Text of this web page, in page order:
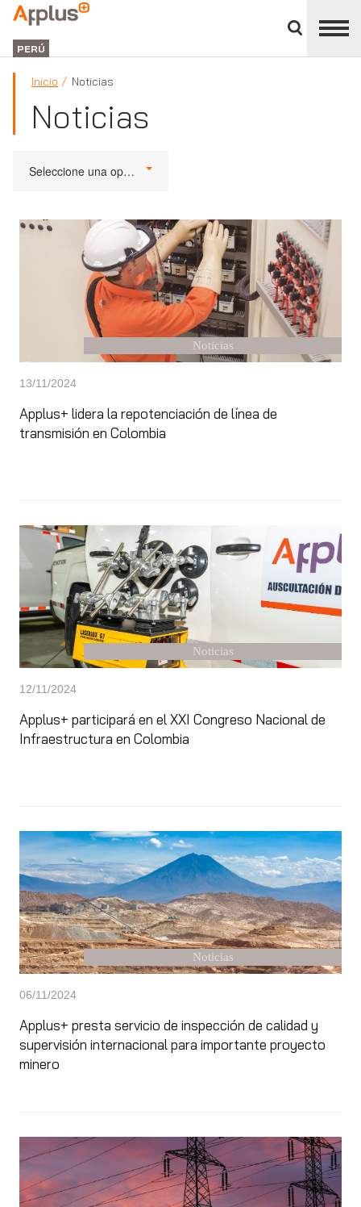
panel
Applus+
GROUP
PERÚ
Inicio Noticias
Noticias
Seleccione una opción
Noticias
13/11/2024
Applus+ lidera la repotenciación de línea de
transmisión en Colombia
Noticias
12/11/2024
Applus+ participará en el XXI Congreso Nacional de
Infraestructura en Colombia
Noticias
06/11/2024
Applus+ presta servicio de inspección de calidad y
supervisión internacional para importante proyecto
minero